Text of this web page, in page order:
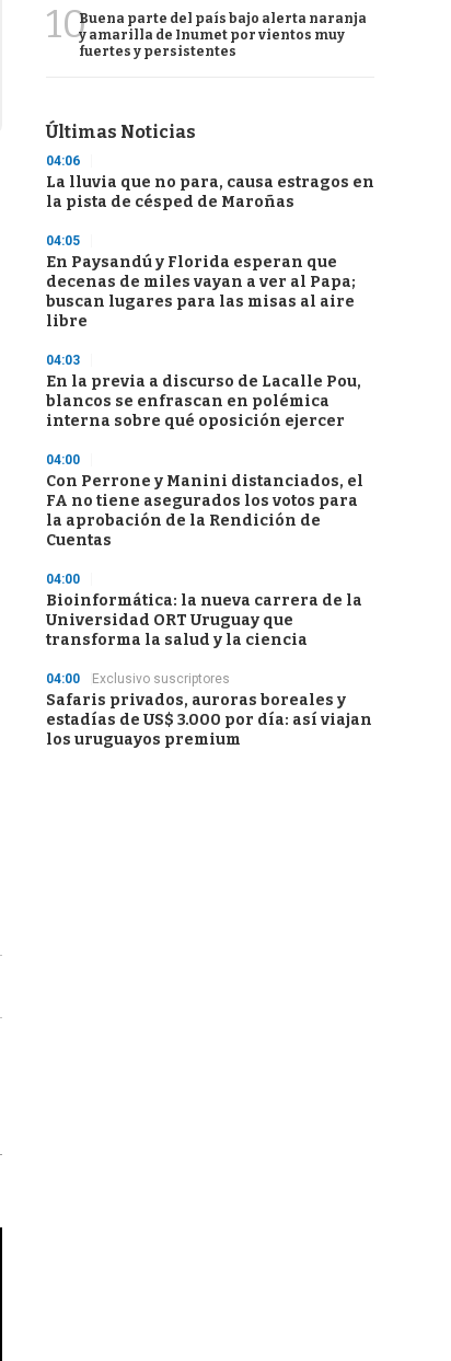
10Buena parte del país bajo alerta naranja
y amarilla de Inumet por vientos muy
fuertes y persistentes
Últimas Noticias
04:06
La lluvia que no para, causa estragos en
la pista de césped de Maroñas
04:05
En Paysandú y Florida esperan que
decenas de miles vayan a ver al Papa;
buscan lugares para las misas al aire
libre
04:03
En la previa a discurso de Lacalle Pou,
blancos se enfrascan en polémica
interna sobre qué oposición ejercer
04:00
Con Perrone y Manini distanciados, el
FA no tiene asegurados los votos para
la aprobación de la Rendición de
Cuentas
04:00
Bioinformática: la nueva carrera de la
Universidad ORT Uruguay que
transforma la salud y la ciencia
04:00 Exclusivo suscriptores
Safaris privados, auroras boreales y
estadías de US$ 3.000 por día: así viajan
los uruguayos premium